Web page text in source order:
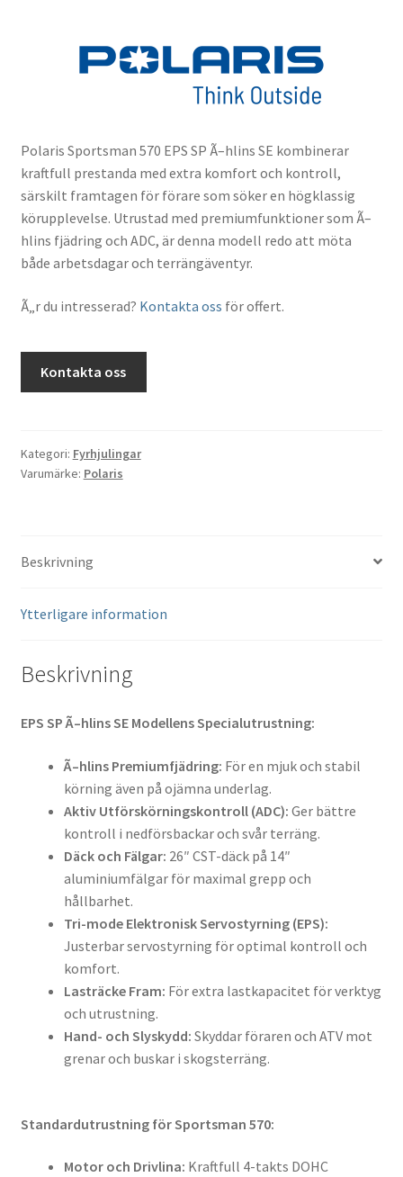
Polaris Sportsman 570 EPS SP Ã–hlins SE kombinerar
kraftfull prestanda med extra komfort och kontroll,
särskilt framtagen för förare som söker en högklassig
körupplevelse. Utrustad med premiumfunktioner som Ã–
hlins fjädring och ADC, är denna modell redo att möta
både arbetsdagar och terrängäventyr.
Ã„r du intresserad? Kontakta oss för offert.
Kontakta oss
Kategori: Fyrhjulingar
Varumärke: Polaris
Beskrivning
Ytterligare information
Beskrivning
EPS SP Ã–hlins SE Modellens Specialutrustning:
Ã–hlins Premiumfjädring: För en mjuk och stabil
körning även på ojämna underlag.
Aktiv Utförskörningskontroll (ADC): Ger bättre
kontroll i nedförsbackar och svår terräng.
Däck och Fälgar: 26″ CST-däck på 14″
aluminiumfälgar för maximal grepp och
hållbarhet.
Tri-mode Elektronisk Servostyrning (EPS):
Justerbar servostyrning för optimal kontroll och
komfort.
Lasträcke Fram: För extra lastkapacitet för verktyg
och utrustning.
Hand- och Slyskydd: Skyddar föraren och ATV mot
grenar och buskar i skogsterräng.
Standardutrustning för Sportsman 570:
Motor och Drivlina: Kraftfull 4-takts DOHC